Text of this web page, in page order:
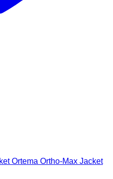
Ortema Ortho-Max Jacket